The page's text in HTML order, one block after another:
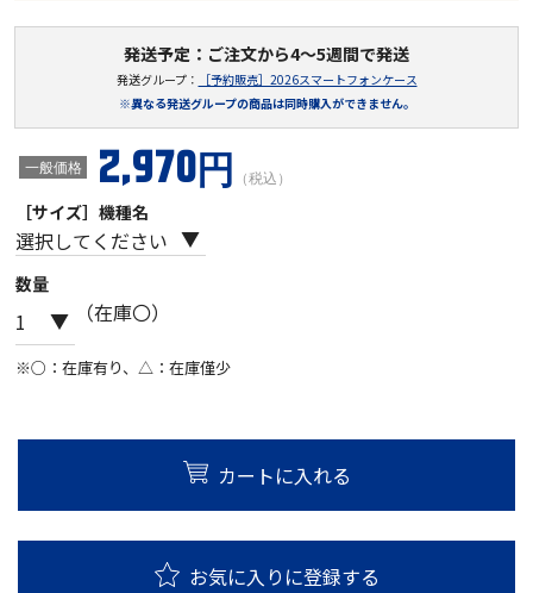
発送予定：ご注文から4～5週間で発送
発送グループ：
［予約販売］2026スマートフォンケース
※異なる発送グループの商品は同時購入ができません。
一般価格 2,970円 （税込）
［サイズ］機種名
数量
（在庫〇）
※○：在庫有り、△：在庫僅少
カートに入れる
お気に入りに登録する